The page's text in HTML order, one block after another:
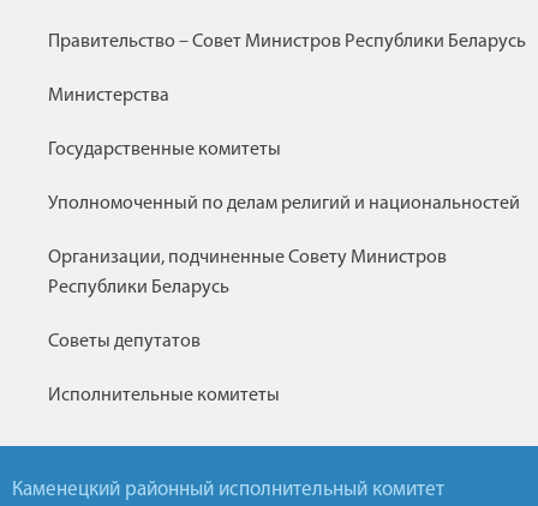
Правительство – Совет Министров Республики Беларусь
Министерства
Государственные комитеты
Уполномоченный по делам религий и национальностей
Организации, подчиненные Совету Министров
Республики Беларусь
Советы депутатов
Исполнительные комитеты
Каменецкий районный исполнительный комитет